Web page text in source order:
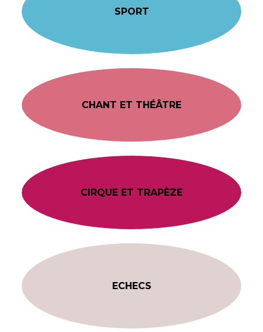
SPORT
CHANT ET THÉÂTRE
CIRQUE ET TRAPÈZE
ECHECS